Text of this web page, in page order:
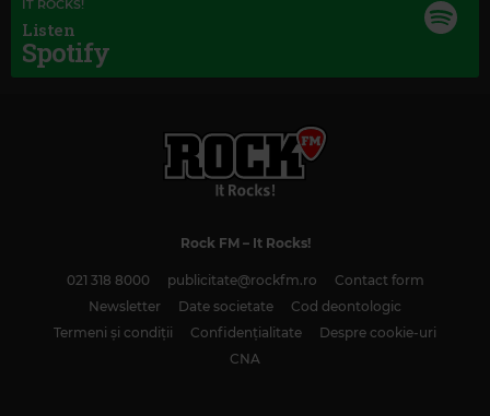
Magic Love
Kiss FM
IT ROCKS!
Listen
Spotify
Rock FM– It Rocks!
021 318 8000 publicitate@rockfm.ro
Contact form
Newsletter
Date societate
Cod deontologic
Termeni și condiții
Confidențialitate
Despre cookie-uri
CNA